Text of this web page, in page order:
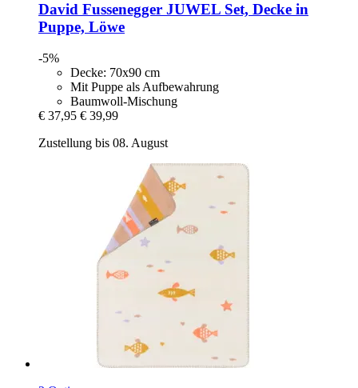
David Fussenegger JUWEL Set, Decke in
Puppe, Löwe
-5%
Decke: 70x90 cm
Mit Puppe als Aufbewahrung
Baumwoll-Mischung
€ 37,95 € 39,99
Zustellung bis 08. August